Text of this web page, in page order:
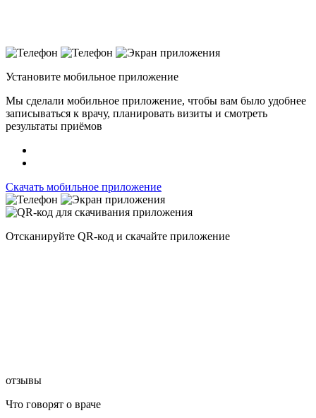
Установите мобильное приложение
Мы сделали мобильное приложение, чтобы вам было удобнее
записываться к врачу, планировать визиты и смотреть
результаты приёмов
Скачать мобильное приложение
Отсканируйте QR-код и скачайте приложение
отзывы
Что говорят о враче